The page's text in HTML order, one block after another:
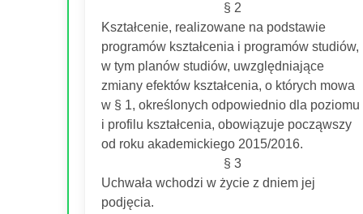
§ 2
Kształcenie, realizowane na podstawie
programów kształcenia i programów studiów,
w tym planów studiów, uwzględniające
zmiany efektów kształcenia, o których mowa
w § 1, określonych odpowiednio dla poziomu
i profilu kształcenia, obowiązuje począwszy
od roku akademickiego 2015/2016.
§ 3
Uchwała wchodzi w życie z dniem jej
podjęcia.